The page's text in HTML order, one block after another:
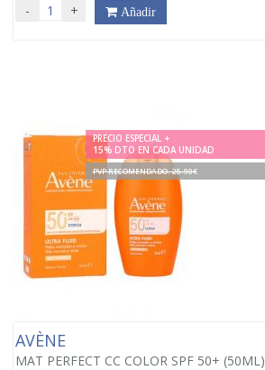
- + Añadir
PRECIO ESPECIAL +
15% DTO EN CADA UNIDAD
PVP RECOMENDADO. 25.90€
AVÈNE
MAT PERFECT CC COLOR SPF 50+ (50ML)